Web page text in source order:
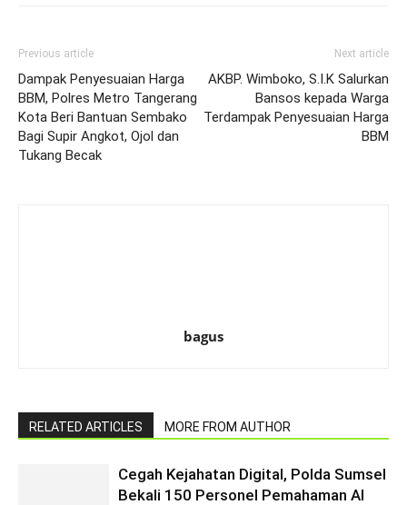
Previous article
Dampak Penyesuaian Harga
BBM, Polres Metro Tangerang
Kota Beri Bantuan Sembako
Bagi Supir Angkot, Ojol dan
Tukang Becak
Next article
AKBP. Wimboko, S.I.K Salurkan
Bansos kepada Warga
Terdampak Penyesuaian Harga
BBM
bagus
RELATED ARTICLES MORE FROM AUTHOR
Cegah Kejahatan Digital, Polda Sumsel
Bekali 150 Personel Pemahaman AI